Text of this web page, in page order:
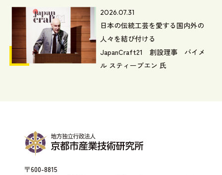
2026.07.31
日本の伝統工芸を愛する国内外の
人々を結び付ける
JapanCraft21 創設理事 バイメ
ル スティーブエン 氏
〒600-8815